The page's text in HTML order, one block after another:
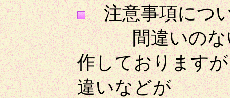
注意事項につ
間違いのない
作しております
違いなどが